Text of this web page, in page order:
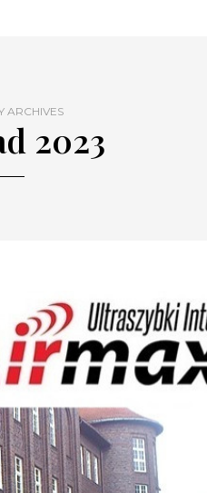
ARCHIVES
2023